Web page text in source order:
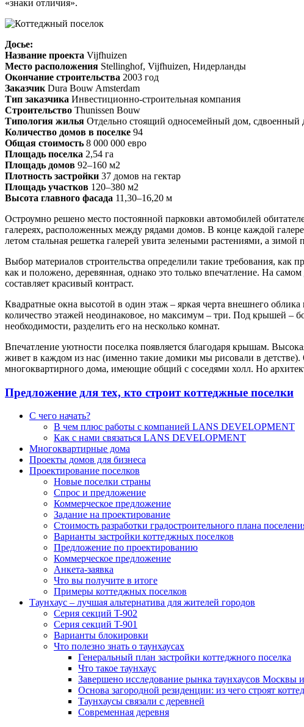
«знаки отличия».
Досье:
Название проекта Vijfhuizen
Место расположения Stellinghof, Vijfhuizen, Нидерланды
Окончание строительства 2003 год
Заказчик Dura Bouw Amsterdam
Тип заказчика Инвестиционно-строительная компания
Строительство Thunissen Bouw
Типология жилья Отдельно стоящий односемейный дом, сдвоенный
Количество домов в поселке 94
Общая стоимость 8 000 000 евро
Площадь поселка 2,54 га
Площадь домов 92–160 м2
Плотность застройки 37 домов на гектар
Площадь участков 120–380 м2
Высота главного фасада 11,30–16,20 м
Остроумно решено место постоянной парковки автомобилей
галереях, расположенных между рядами домов. В конце каждой
летом стальная решетка галерей увита зелеными растениями, а
Выбор материалов строительства определили такие требования, как
как и положено, деревянная, однако это только впечатление. На
составляет красивый контраст.
Квадратные окна высотой в один этаж – яркая черта внешнего
количество этажей неодинаковое, но максимум – три. Под крышей –
необходимости, разделить его на несколько комнат.
Впечатление уютности поселка появляется благодаря крышам.
живет в каждом из нас (именно такие домики мы рисовали в
многоквартирного дома, имеющие общий с соседями холл. Но
Предложение для тех, кто строит коттеджные поселки
С чего начать?
В чем плюс работы с компанией LANS DEVELOPMENT
Как с нами связаться LANS DEVELOPMENT
Многоквартирные дома
Проекты домов для бизнеса
Проектирование поселков
Новые поселки страны
Спрос и предложение
Коммерческое предложение
Задание на проектирование
Стоимость разработки градостроительного плана
Варианты застройки коттеджных поселков
Предложение по проектированию
Коммерческое предложение
Анкета-заявка
Что вы получите в итоге
Примеры коттеджных поселков
Таунхаус – лучшая альтернатива для жителей городов
Серия секций T-902
Серия секций T-901
Варианты блокировки
Что полезно знать о таунхаусах
Генеральный план застройки коттеджного поселка
Что такое таунхаус
Завершено исследование рынка таунхаусов Москвы
Основа загородной резиденции: из чего строят
Таунхаусы связали с деревней
Современная деревня